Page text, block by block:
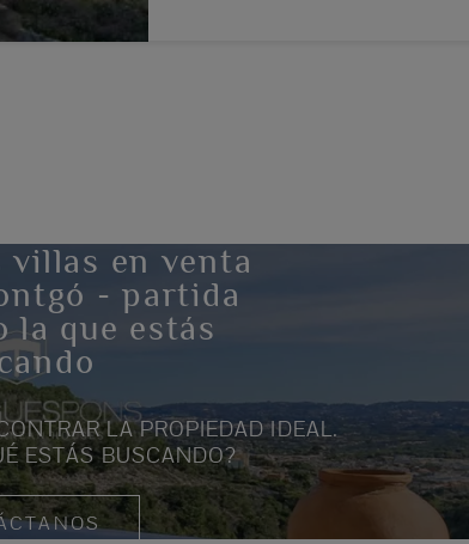
villas en venta
- partida
la que estás
LA PROPIEDAD IDEAL.
ESTÁS BUSCANDO?